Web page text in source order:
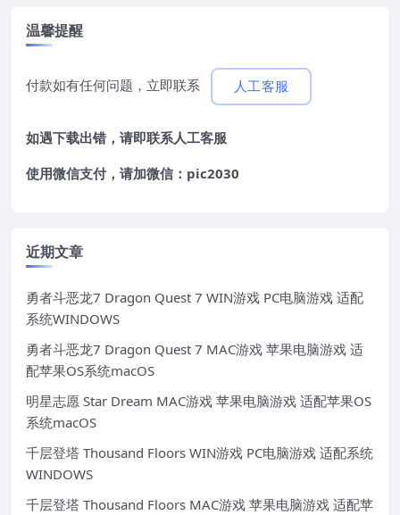
温馨提醒
付款如有任何问题，立即联系 人工客服
如遇下载出错，请即联系人工客服
使用微信支付，请加微信：pic2030
近期文章
勇者斗恶龙7 Dragon Quest 7 WIN游戏 PC电脑游戏 适配
系统WINDOWS
勇者斗恶龙7 Dragon Quest 7 MAC游戏 苹果电脑游戏 适
配苹果OS系统macOS
明星志愿 Star Dream MAC游戏 苹果电脑游戏 适配苹果OS
系统macOS
千层登塔 Thousand Floors WIN游戏 PC电脑游戏 适配系统
WINDOWS
千层登塔 Thousand Floors MAC游戏 苹果电脑游戏 适配苹